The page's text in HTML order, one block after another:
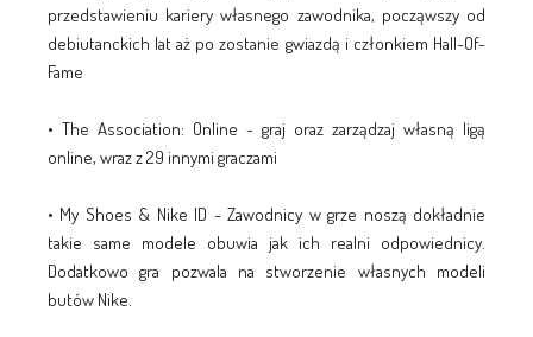
przedstawieniu kariery własnego zawodnika, począwszy od
debiutanckich lat aż po zostanie gwiazdą i członkiem Hall-Of-
Fame
• The Association: Online - graj oraz zarządzaj własną ligą
online, wraz z 29 innymi graczami
• My Shoes & Nike ID - Zawodnicy w grze noszą dokładnie
takie same modele obuwia jak ich realni odpowiednicy.
Dodatkowo gra pozwala na stworzenie własnych modeli
butów Nike.